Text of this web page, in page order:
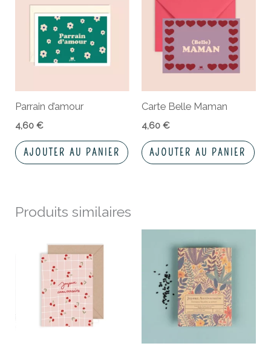
Parrain d’amour
4,60€
AJOUTER AU PANIER
Carte Belle Maman
4,60 €
AJOUTER AU PANIER
Produits similaires